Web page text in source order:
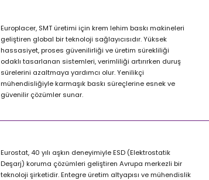
Europlacer, SMT üretimi için krem lehim baskı makineleri
geliştiren global bir teknoloji sağlayıcısıdır. Yüksek
hassasiyet, proses güvenilirliği ve üretim sürekliliği
odaklı tasarlanan sistemleri, verimliliği artırırken duruş
sürelerini azaltmaya yardımcı olur. Yenilikçi
mühendisliğiyle karmaşık baskı süreçlerine esnek ve
güvenilir çözümler sunar.
Eurostat, 40 yılı aşkın deneyimiyle ESD (Elektrostatik
Deşarj) koruma çözümleri geliştiren Avrupa merkezli bir
teknoloji şirketidir. Entegre üretim altyapısı ve mühendislik